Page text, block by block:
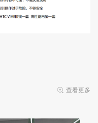
查看更多